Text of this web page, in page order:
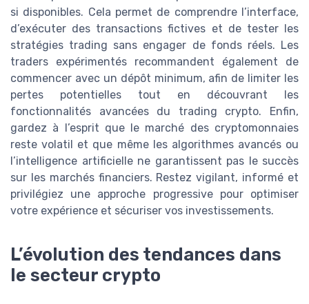
si disponibles. Cela permet de comprendre l’interface,
d’exécuter des transactions fictives et de tester les
stratégies trading sans engager de fonds réels. Les
traders expérimentés recommandent également de
commencer avec un dépôt minimum, afin de limiter les
pertes potentielles tout en découvrant les
fonctionnalités avancées du trading crypto. Enfin,
gardez à l’esprit que le marché des cryptomonnaies
reste volatil et que même les algorithmes avancés ou
l’intelligence artificielle ne garantissent pas le succès
sur les marchés financiers. Restez vigilant, informé et
privilégiez une approche progressive pour optimiser
votre expérience et sécuriser vos investissements.
L’évolution des tendances dans
le secteur crypto